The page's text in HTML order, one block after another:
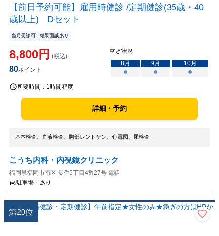
【前日予約可能】雇用時健診 /定期健診(35歳・40
歳以上) Dセット
当月受診可 結果面談あり
8,800円 (税込)
80ポイント
空き状況
8月 9月 10月
○
○ ○
所要時間： 1時間程度
詳細・予約
基本検査、血液検査、胸部レントゲン、心電図、尿検査
こうち内科・内視鏡クリニック
福岡県福岡市南区 長住5丁目4番27号 電話
駐車場： あり
第20位